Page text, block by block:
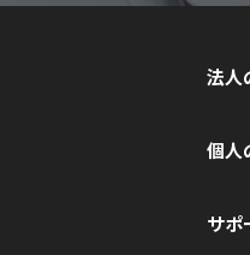
法人
個人
サポ